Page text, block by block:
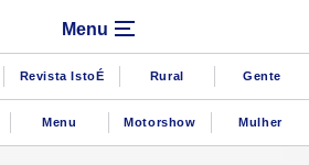
Menu
Revista IstoÉ Rural Gente
Menu Motorshow Mulher